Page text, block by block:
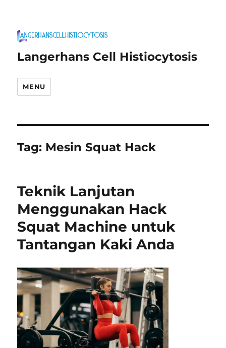
Langerhans Cell Histiocytosis
MENU
Tag: Mesin Squat Hack
Teknik Lanjutan
Menggunakan Hack
Squat Machine untuk
Tantangan Kaki Anda